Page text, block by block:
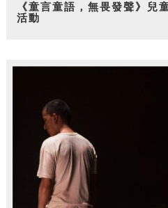
《童言童語，無畏發聲》兒
活動